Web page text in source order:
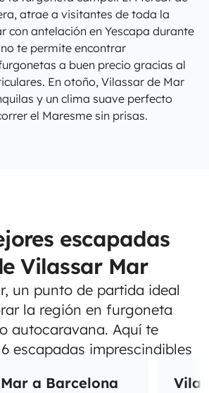
atrae a visitantes de toda la
con antelación en Yescapa durante
te permite encontrar
a buen precio gracias al
En otoño, Vilassar de Mar
y un clima suave perfecto
el Maresme sin prisas.
escapadas
Vilassar Mar
un punto de partida ideal
la región en furgoneta
autocaravana. Aquí te
escapadas imprescindibles
a Barcelona